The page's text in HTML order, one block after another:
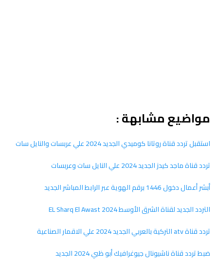
مواضيع مشابهة :
استقبل تردد قناة روتانا كوميدي الجديد 2024 علي عربسات والنايل سات
تردد قناة ماجد كيدز الجديد 2024 علي النايل سات وعربسات
أبشر أعمال دخول 1446 برقم الهوية عبر الرابط المباشر الجديد
التردد الجديد لقناة الشرق الأوسط EL Sharq El Awast 2024
تردد قناة atv التركية بالعربي الجديد 2024 علي الاقمار الصناعية
ضبط تردد قناة ناشيونال جيوغرافيك أبو ظبي 2024 الجديد